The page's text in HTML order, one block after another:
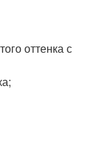
оттенка с